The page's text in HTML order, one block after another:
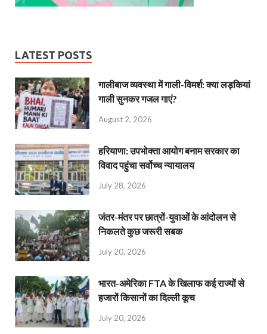
LATEST POSTS
गालीबाज व्‍यवस्‍था में गाली-विमर्श: क्या लड़कियां
गाली सुनकर गजल गाएं?
August 2, 2026
हरियाणा: उपभोक्ता आयोग बनाम सरकार का
विवाद पहुंचा सर्वोच्च न्यायालय
July 28, 2026
जंतर-मंतर पर छात्रों-युवाओं के आंदोलन से
निकलते कुछ जरूरी सबक
July 20, 2026
भारत-अमेरिका FTA के खिलाफ कई राज्यों से
हजारों किसानों का दिल्ली कूच
July 20, 2026